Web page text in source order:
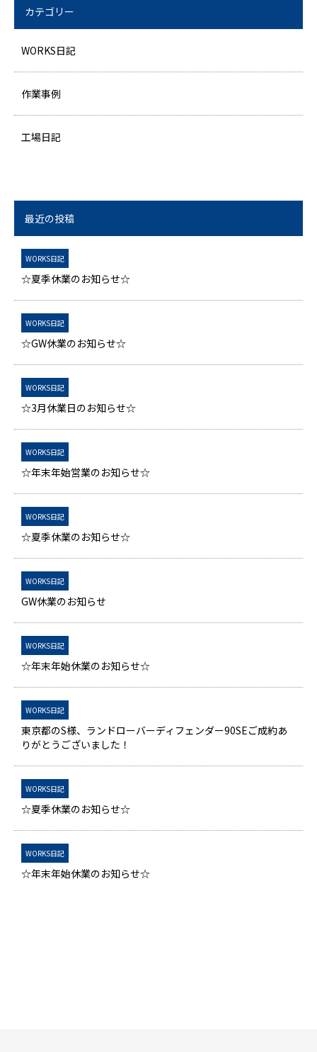
カテゴリー
WORKS日記
作業事例
工場日記
最近の投稿
WORKS日記
☆夏季休業のお知らせ☆
WORKS日記
☆GW休業のお知らせ☆
WORKS日記
☆3月休業日のお知らせ☆
WORKS日記
☆年末年始営業のお知らせ☆
WORKS日記
☆夏季休業のお知らせ☆
WORKS日記
GW休業のお知らせ
WORKS日記
☆年末年始休業のお知らせ☆
WORKS日記
東京都のS様、ランドローバーディフェンダー90SEご成約あ
りがとうございました！
WORKS日記
☆夏季休業のお知らせ☆
WORKS日記
☆年末年始休業のお知らせ☆